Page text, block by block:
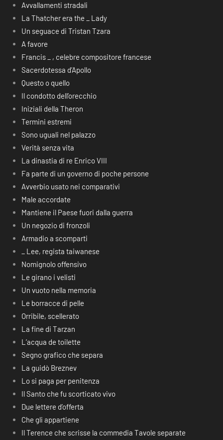
Avvallamenti stradali
La Thatcher era the _ Lady
Un seguace di Tristan Tzara
A favore
Francis _ , celebre compositore francese
Sacerdotessa d’Apollo
Questo o quello
Il condotto dell’orecchio
Iniziali della Theron
Termini estremi
Sono uguali nel palazzo
Verità senza vita
La dinastia di re Enrico VIII
Fa parte di un governo di poche persone
Avverbio usato nei comparativi
Male accordate
Mantiene il Paese fuori dalla guerra
Un negozio di fronzoli
Armadio a scomparti
_ Lee, regista taiwanese
Nomignolo offensivo
Le girano i velisti
Un vuoto nella memoria
Le borracce di pelle
Orribile, scellerato
La fine di Tarzan
L’acqua de toilette
Segno grafico che separa
La guidò Breznev
Lo si paga per penitenza
Il Santo che fu scorticato vivo
Due lettere d’offerta
Che gli appartiene
Il Terence che scrisse la commedia Tavole separate